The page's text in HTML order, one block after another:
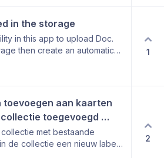
pop-up komen (of de optie
een kaart naar een
dat waarop deze was
fouten te voorkomen.
in the storage
in this app to upload Doc.
then create an automatic
in the backlog will be
doc. itself than
list article doc. on the
it be possible ?
1
toevoegen aan kaarten
toegevoegd
met bestaande
de collectie een nieuw label
2